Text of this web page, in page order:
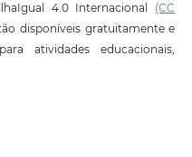
4.0 Internacional (CC
disponíveis gratuitamente e
atividades educacionais,